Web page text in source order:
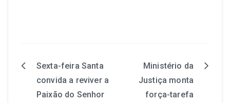
Sexta-feira Santa
convida a reviver a
Paixão do Senhor
Ministério da
Justiça monta
força-tarefa